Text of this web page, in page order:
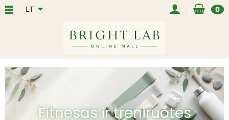
LT 0
Fitnesas ir treniruotės